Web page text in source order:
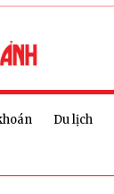
Du lịch